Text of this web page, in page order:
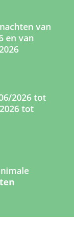
van
en van
2026 tot
tot